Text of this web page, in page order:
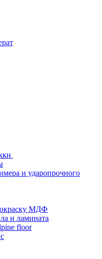
и ударопрочного
МДФ
и ламината
floor